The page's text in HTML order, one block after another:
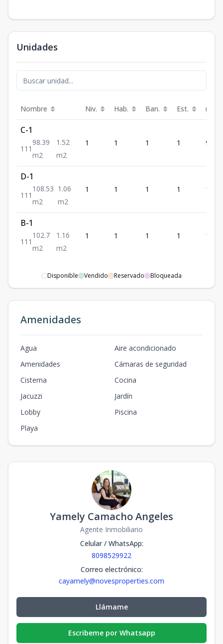
Unidades
Nombre Niv. Hab. Ban. Est. m²
C-1
1 1 1
98.39
m2
1.52
m2
1 1 1 1 98.39
D-1
1 1 1
108.53
m2
1.06
m2
1 1 1 1
B-1
1 1 1
102.7
m2
1.16
m2
1 1 1 1 102.7
Disponible Vendido Reservado Bloqueada
Amenidades
Agua
Aire acondicionado
Amenidades
Cámaras de seguridad
Cisterna
Cocina
Jacuzzi
Jardín
Lobby
Piscina
Playa
Yamely Camacho Angeles
Agente Inmobiliario
Celular / WhatsApp:
8098529922
Correo electrónico:
cayamely@novesproperties.com
Llámame
Escribeme por Whatsapp